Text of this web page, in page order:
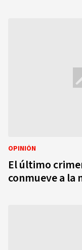
OPINIÓN
El último
conmueve a la